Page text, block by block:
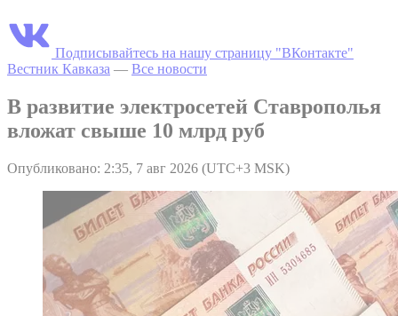
Подписывайтесь на нашу страницу "ВКонтакте"
Вестник Кавказа — Все новости
В развитие электросетей Ставрополья
вложат свыше 10 млрд руб
Опубликовано: 2:35, 7 авг 2026 (UTC+3 MSK)